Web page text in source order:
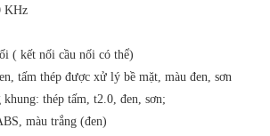
KHz
( kết nối cầu nối có thể)
tấm thép được xử lý bề mặt, màu đen, sơn
thép tấm, t2.0, đen, sơn;
màu trắng (đen)